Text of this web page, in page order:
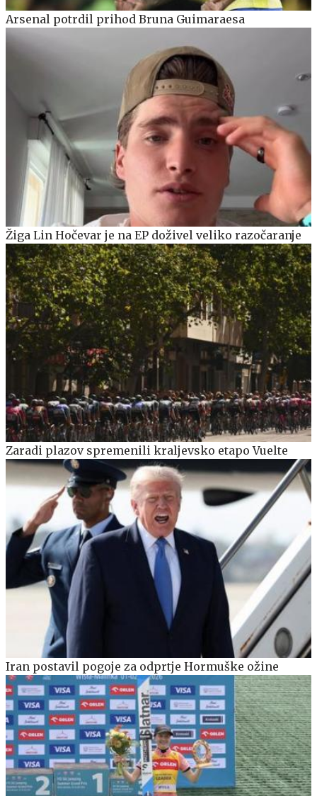
Arsenal potrdil prihod Bruna Guimaraesa
Žiga Lin Hočevar je na EP doživel veliko razočaranje
Zaradi plazov spremenili kraljevsko etapo Vuelte
Iran postavil pogoje za odprtje Hormuške ožine